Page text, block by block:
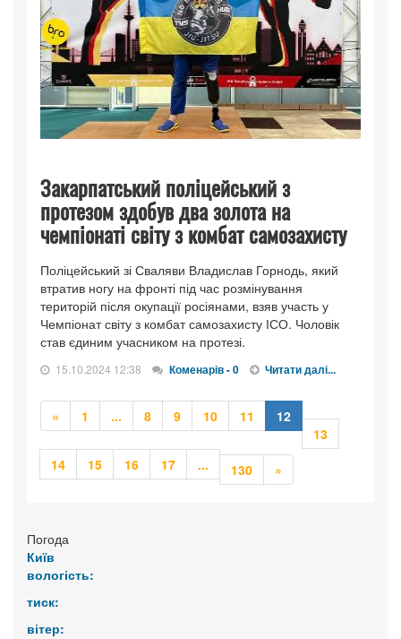
Закарпатський поліцейський з
протезом здобув два золота на
чемпіонаті світу з комбат самозахисту
Поліцейський зі Сваляви Владислав Горнодь, який
втратив ногу на фронті під час розмінування
територій після окупації росіянами, взяв участь у
Чемпіонат світу з комбат самозахисту ІСО. Чоловік
став єдиним учасником на протезі.
15.10.2024 12:38 Коменарів - 0 Читати далі...
« Попередня
1 ... Попередня
8 9 10 11
12
13
14
15 16 17 ... Попередня
130 »
Погода
Київ
вологість:
тиск:
вітер: